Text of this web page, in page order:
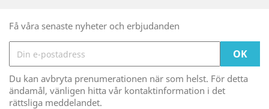
Få våra senaste nyheter och erbjudanden
Du kan avbryta prenumerationen när som helst. För detta
ändamål, vänligen hitta vår kontaktinformation i det
rättsliga meddelandet.